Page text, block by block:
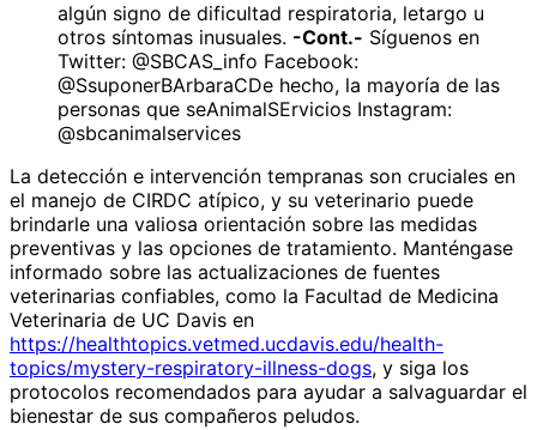
algún signo de dificultad respiratoria, letargo u
otros síntomas inusuales. -Cont.- Síguenos en
Twitter: @SBCAS_info Facebook:
@SsuponerBArbaraCDe hecho, la mayoría de las
personas que seAnimalSErvicios Instagram:
@sbcanimalservices
La detección e intervención tempranas son cruciales en
el manejo de CIRDC atípico, y su veterinario puede
brindarle una valiosa orientación sobre las medidas
preventivas y las opciones de tratamiento. Manténgase
informado sobre las actualizaciones de fuentes
veterinarias confiables, como la Facultad de Medicina
Veterinaria de UC Davis en
https://healthtopics.vetmed.ucdavis.edu/health-
topics/mystery-respiratory-illness-dogs, y siga los
protocolos recomendados para ayudar a salvaguardar el
bienestar de sus compañeros peludos.